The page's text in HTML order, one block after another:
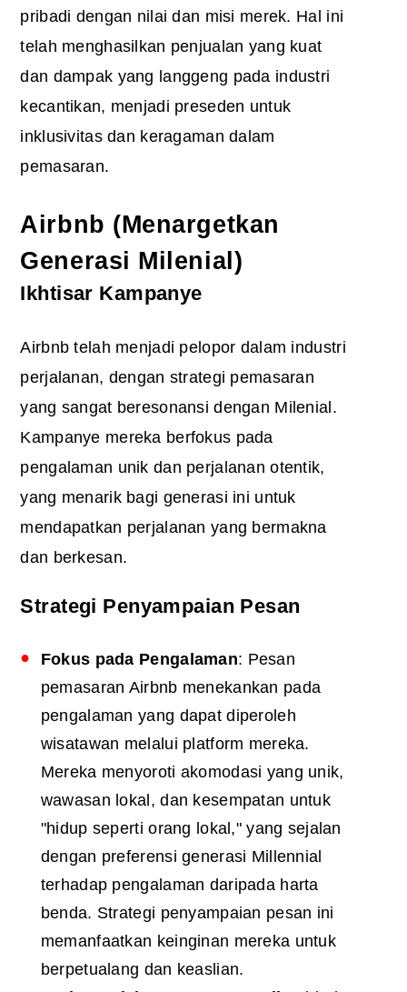
pribadi dengan nilai dan misi merek. Hal ini
telah menghasilkan penjualan yang kuat
dan dampak yang langgeng pada industri
kecantikan, menjadi preseden untuk
inklusivitas dan keragaman dalam
pemasaran.
Airbnb (Menargetkan
Generasi Milenial)
Ikhtisar Kampanye
Airbnb telah menjadi pelopor dalam industri
perjalanan, dengan strategi pemasaran
yang sangat beresonansi dengan Milenial.
Kampanye mereka berfokus pada
pengalaman unik dan perjalanan otentik,
yang menarik bagi generasi ini untuk
mendapatkan perjalanan yang bermakna
dan berkesan.
Strategi Penyampaian Pesan
Fokus pada Pengalaman: Pesan
pemasaran Airbnb menekankan pada
pengalaman yang dapat diperoleh
wisatawan melalui platform mereka.
Mereka menyoroti akomodasi yang unik,
wawasan lokal, dan kesempatan untuk
"hidup seperti orang lokal," yang sejalan
dengan preferensi generasi Millennial
terhadap pengalaman daripada harta
benda. Strategi penyampaian pesan ini
memanfaatkan keinginan mereka untuk
berpetualang dan keaslian.